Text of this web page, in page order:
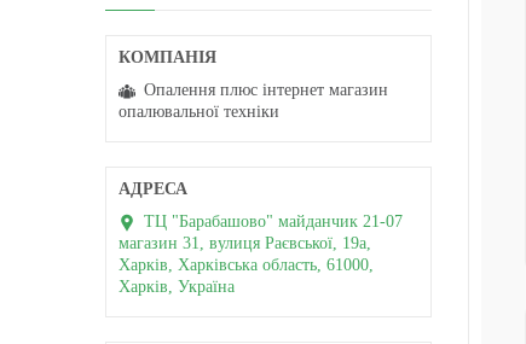
Опалення плюс інтернет магазин
опалювальної техніки
ТЦ "Барабашово" майданчик 21-07
магазин 31, вулиця Раєвської, 19а,
Харків, Харківська область, 61000,
Харків, Україна